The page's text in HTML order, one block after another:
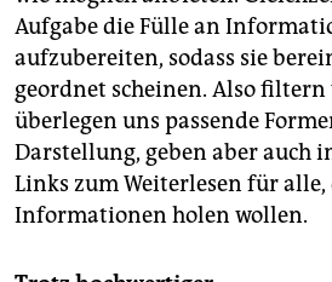
Aufgabe die Fülle an
aufzubereiten, sodass sie
geordnet scheinen. Also
überlegen uns passende
Darstellung, geben aber auch
Links zum Weiterlesen für
Informationen holen wollen.